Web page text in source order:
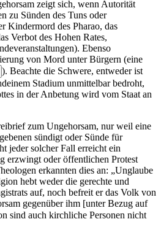
zeigt sich, wenn Autorität
zu Sünden des Tuns oder
Kindermord des Pharao, das
Verbot des Hohen Rates,
Ebenso
von Mord unter Bürgern (eine
). Beachte die Schwere, entweder ist
Stadium unmittelbar bedroht,
in der Anbetung wird vom Staat an
zum Ungehorsam, nur weil eine
sündigt oder Sünde für
jeder solcher Fall erreicht ein
erzwingt oder öffentlichen Protest
erkannten dies an: „Unglaube
hebt weder die gerechte und
auf, noch befreit er das Volk von
gegenüber ihm [unter Bezug auf
sind auch kirchliche Personen nicht